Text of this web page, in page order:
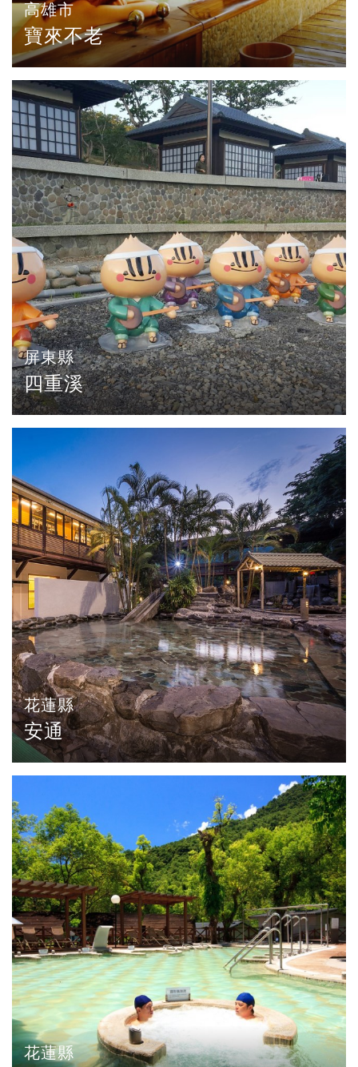
高雄市
寶來不老
屏東縣
四重溪
花蓮縣
安通
花蓮縣